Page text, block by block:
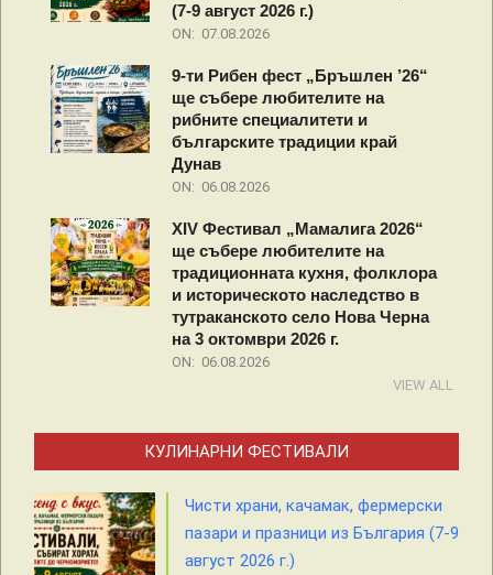
(7-9 август 2026 г.)
ON: 07.08.2026
9-ти Рибен фест „Бръшлен ’26“
ще събере любителите на
рибните специалитети и
българските традиции край
Дунав
ON: 06.08.2026
XIV Фестивал „Мамалига 2026“
ще събере любителите на
традиционната кухня, фолклора
и историческото наследство в
тутраканското село Нова Черна
на 3 октомври 2026 г.
ON: 06.08.2026
VIEW ALL
КУЛИНАРНИ ФЕСТИВАЛИ
Чисти храни, качамак, фермерски
пазари и празници из България (7-9
август 2026 г.)